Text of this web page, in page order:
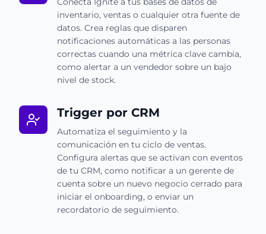
inventario, ventas o cualquier otra fuente de
datos. Crea reglas que disparen
notificaciones automáticas a las personas
correctas cuando una métrica clave cambia,
como alertar a un vendedor sobre un bajo
nivel de stock.
Trigger por CRM
Automatiza el seguimiento y la
comunicación en tu ciclo de ventas.
Configura alertas que se activan con eventos
de tu CRM, como notificar a un gerente de
cuenta sobre un nuevo negocio cerrado para
iniciar el onboarding, o enviar un
recordatorio de seguimiento.